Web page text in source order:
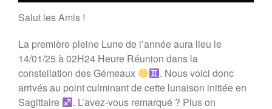
Salut les Amis !
La première pleine Lune de l’année aura lieu le
14/01/25 à 02H24 Heure Réunion dans la
constellation des Gémeaux
. Nous voici donc
arrivés au point culminant de cette lunaison initiée en
Sagittaire
. L’avez-vous remarqué ? Plus on